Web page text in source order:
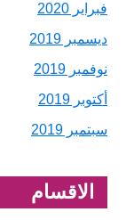
فبراير 2020
ديسمبر 2019
نوفمبر 2019
أكتوبر 2019
سبتمبر 2019
الاقسام